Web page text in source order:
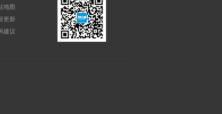
地图
更新
建议